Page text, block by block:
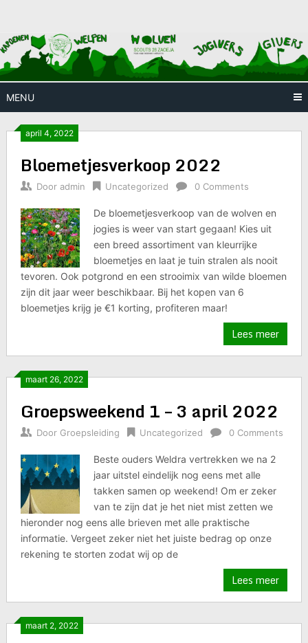
content
Scouts 28
Zaoeja
MENU
april 4, 2022
Bloemetjesverkoop 2022
Door admin Uncategorized 0 Comments
De bloemetjesverkoop van de wolven en
jogies is weer van start gegaan! Kies uit
een breed assortiment van kleurrijke
bloemetjes en laat je tuin stralen als nooit
tevoren. Ook potgrond en een strooimix van wilde bloemen
zijn dit jaar weer beschikbaar. Bij het kopen van 6
bloemetjes krijg je €1 korting, profiteren maar!
Lees meer
maart 26, 2022
Groepsweekend 1 – 3 april 2022
Door Groepsleiding Uncategorized 0 Comments
Beste ouders Weldra vertrekken we na 2
jaar uitstel eindelijk nog eens met alle
takken samen op weekend! Om er zeker
van te zijn dat je het niet mist zetten we
hieronder nog eens alle brieven met alle praktische
informatie. Vergeet zeker niet het juiste bedrag op onze
rekening te storten zodat wij op de
Lees meer
maart 2, 2022